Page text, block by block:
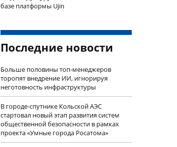
базе платформы Ujin
Последние новости
Больше половины топ-менеджеров
торопят внедрение ИИ, игнорируя
неготовность инфраструктуры
В городе-спутнике Кольской АЭС
стартовал новый этап развития систем
общественной безопасности в рамках
проекта «Умные города Росатома»